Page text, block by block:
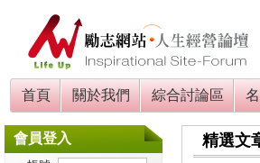
首頁 關於我們 綜合討論區
會員登入 精選文